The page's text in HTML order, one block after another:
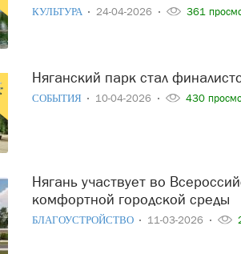
КУЛЬТУРА 24-04-2026 361
Няганский парк стал
СОБЫТИЯ 10-04-2026 430
Нягань участвует во Всероссийском конкурсе проектов
комфортной городской среды
БЛАГОУСТРОЙСТВО 11-03-2026